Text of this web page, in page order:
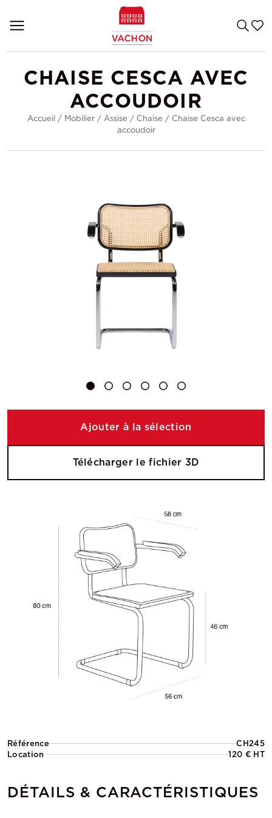
CHAISE CESCA AVEC
ACCOUDOIR
Accueil / Mobilier/ Assise / Chaise / Chaise Cesca avec
accoudoir
Référence
CH245
Location
120 € HT
DÉTAILS & CARACTÉRISTIQUES
Ajouter à la sélection
Télécharger le fichier 3D